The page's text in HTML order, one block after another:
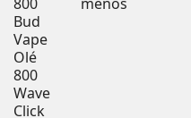
Bud
Vape
Olé
800
Wave
Click